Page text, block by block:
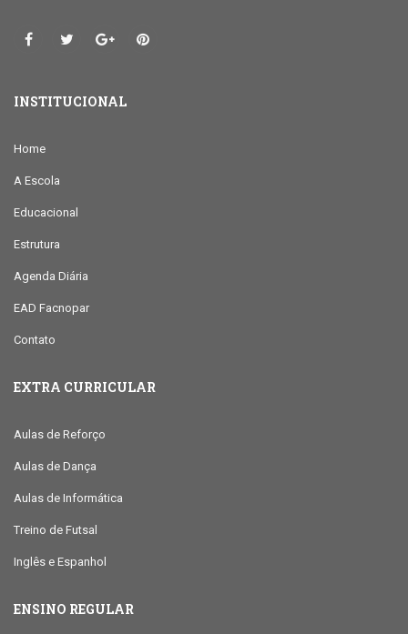
INSTITUCIONAL
Home
A Escola
Educacional
Estrutura
Agenda Diária
EAD Facnopar
Contato
EXTRA CURRICULAR
Aulas de Reforço
Aulas de Dança
Aulas de Informática
Treino de Futsal
Inglês e Espanhol
ENSINO REGULAR